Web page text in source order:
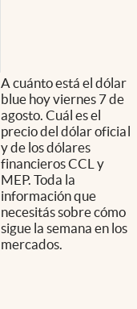
A cuánto está el dólar
blue hoy viernes 7 de
agosto. Cuál es el
precio del dólar oficial
y de los dólares
financieros CCL y
MEP. Toda la
información que
necesitás sobre cómo
sigue la semana en los
mercados.